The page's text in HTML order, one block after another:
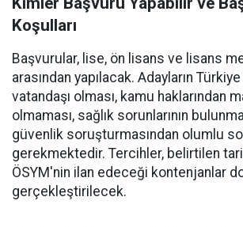
Koşulları
Başvurular, lise, ön lisans ve lisans
arasından yapılacak. Adayların
vatandaşı olması, kamu haklarından
olmaması, sağlık sorunlarının
güvenlik soruşturmasından olumlu
gerekmektedir. Tercihler, belirtilen
ÖSYM'nin ilan edeceği kontenjanlar
gerçekleştirilecek.